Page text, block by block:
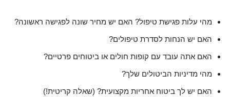
מהי עלות פגישת טיפול? האם יש מחיר שונה לפגישה ראשונה?
האם יש הנחות לסדרת טיפולים?
האם אתה עובד עם קופות חולים או ביטוחים פרטיים?
מהי מדיניות הביטולים שלך?
האם יש לך ביטוח אחריות מקצועית? (שאלה קריטית!)